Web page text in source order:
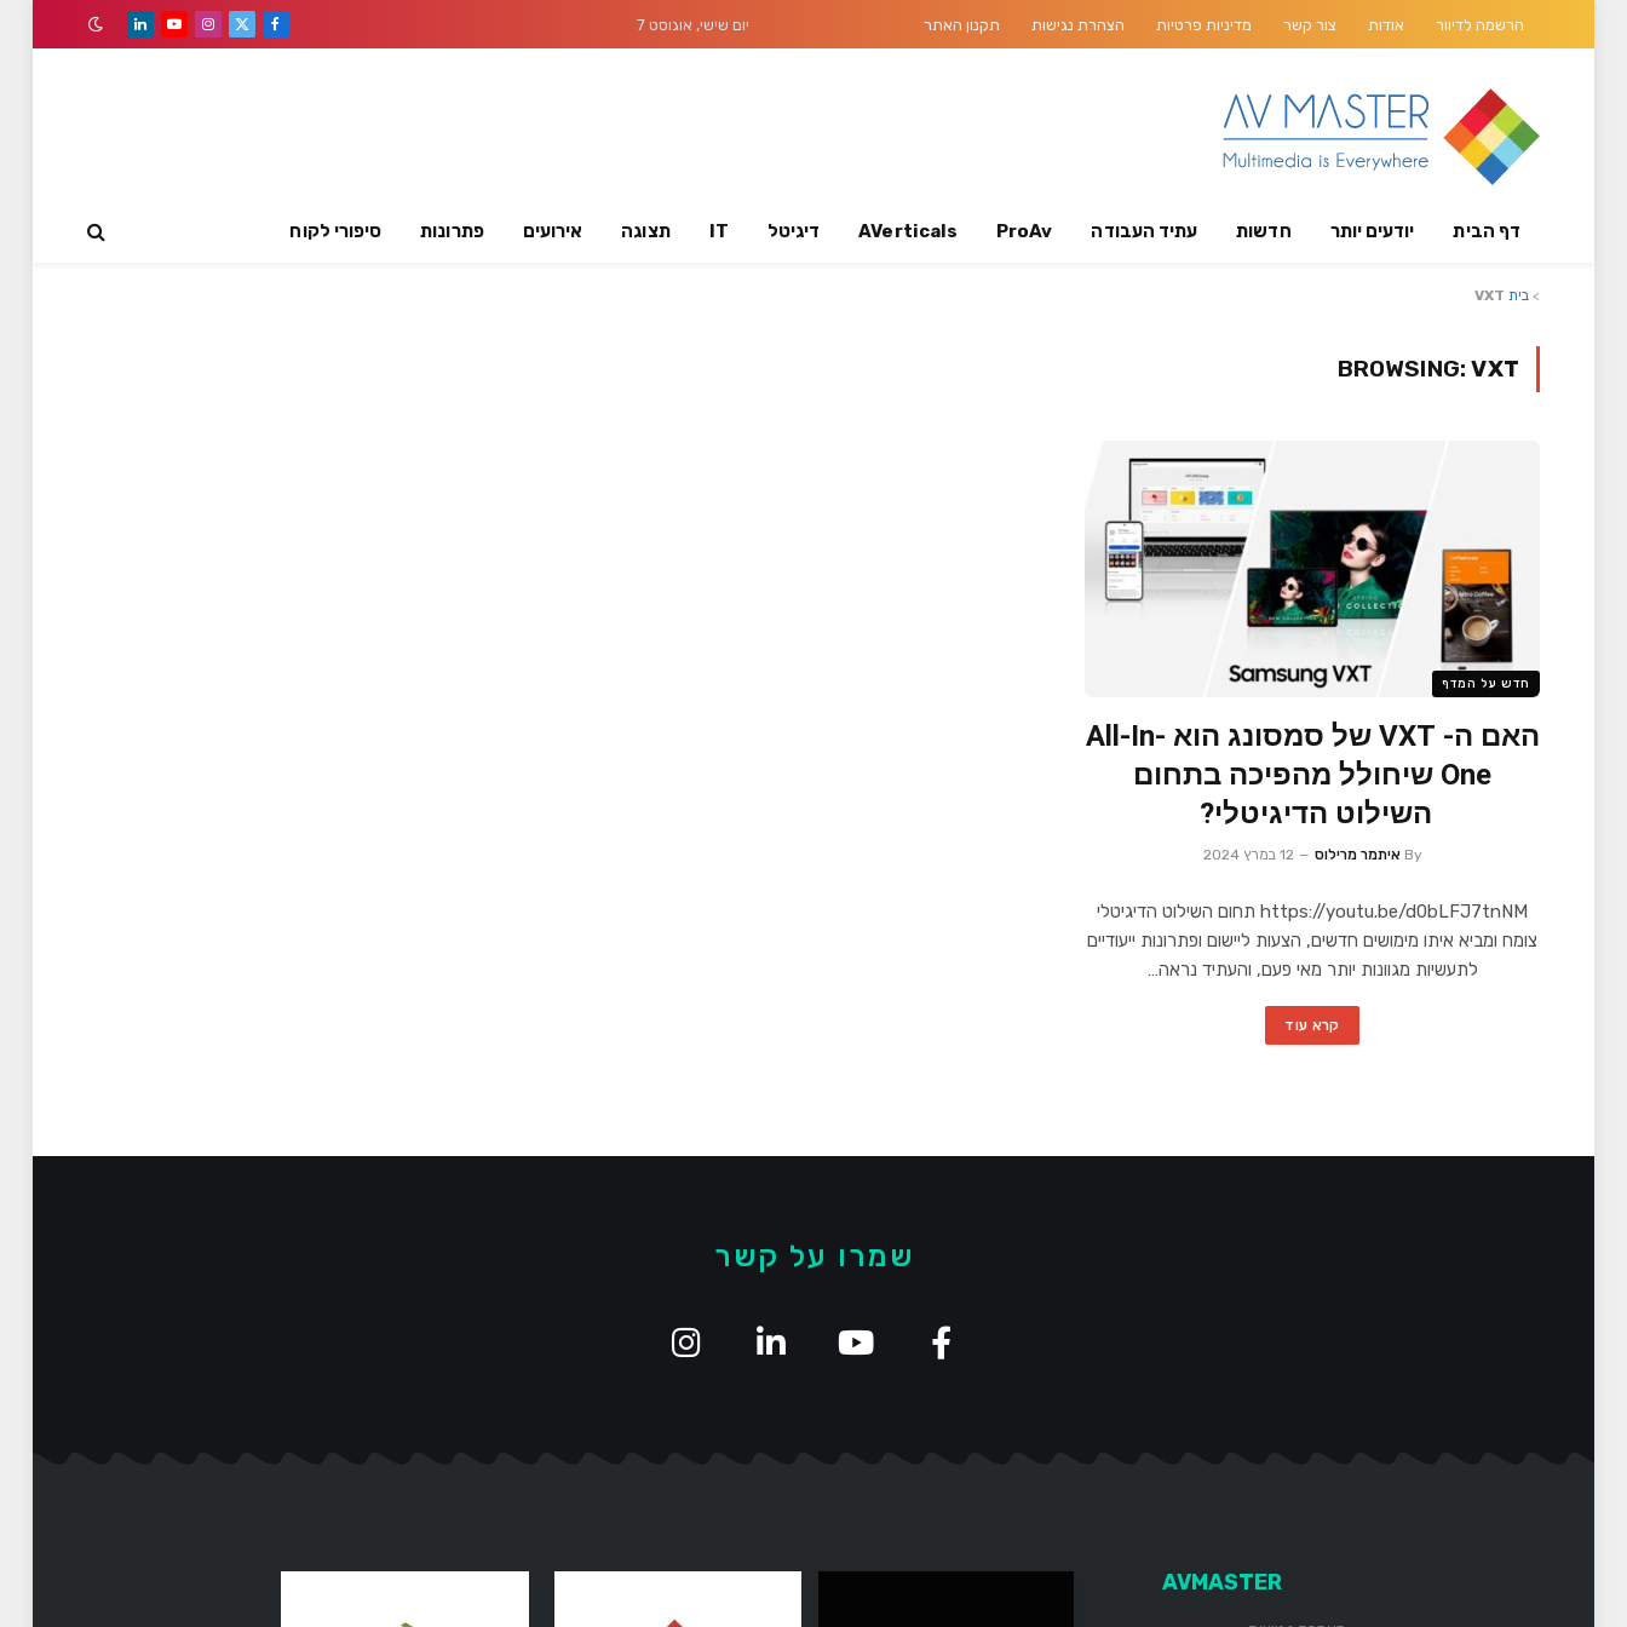
הרשמה לדיוור אודות צור קשר מדיניות פרטיות הצהרת נגישות תקנון האתר יום שישי, אוגוסט 7
Facebook
X
Instagram
YouTube
LinkedIn
דף הבית יודעים יותר חדשות עתיד העבודה ProAv
AVerticals דיגיטל IT תצוגה אירועים פתרונות סיפורי לקוח
> בית VXT
BROWSING:VXT
חדש על המדף
האם ה- VXT של סמסונג הוא All-In-
One שיחולל מהפיכה בתחום
השילוט הדיגיטלי?
By איתמר מרילוס 12 במרץ 2024
https://youtu.be/d0bLFJ7tnNM תחום השילוט הדיגיטלי
צומח ומביא איתו מימושים חדשים, הצעות ליישום ופתרונות ייעודיים
לתעשיות מגוונות יותר מאי פעם, והעתיד נראה…
קרא עוד
שמרו על קשר
AVMASTER